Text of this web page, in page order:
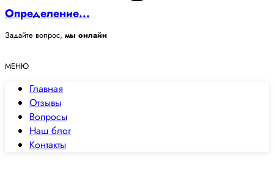
Определение...
Задайте вопрос, мы онлайн
МЕНЮ
Главная
Отзывы
Вопросы
Наш блог
Контакты